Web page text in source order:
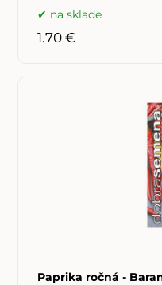
na sklade
1.70 €
Paprika ročná -